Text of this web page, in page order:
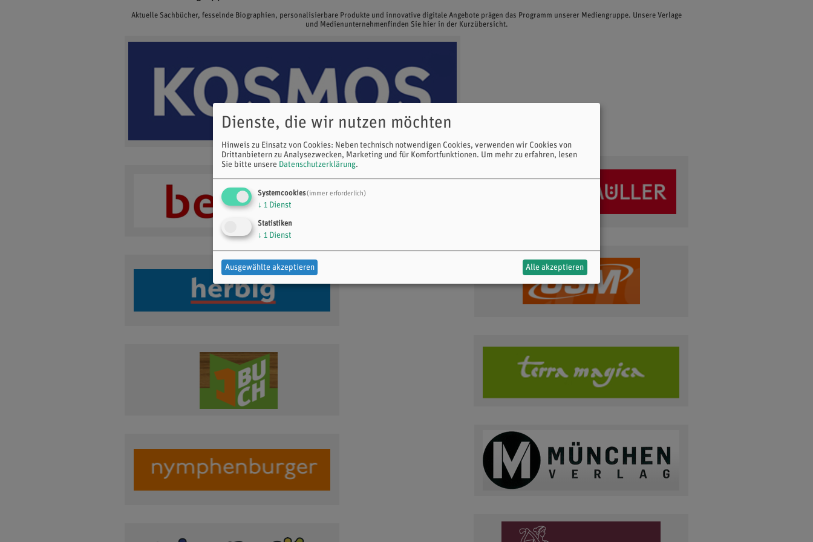
Aktuelle Sachbücher, fesselnde Biographien, personalisierbare Produkte und innovative digitale Angebote prägen das Programm unserer Mediengruppe. Unsere Verlage
und Medienunternehmenfinden Sie hier in der Kurzübersicht.
Dienste, die wir nutzen möchten
Hinweis zu Einsatz von Cookies: Neben technisch notwendigen Cookies, verwenden wir Cookies von
Drittanbietern zu Analysezwecken, Marketing und für Komfortfunktionen. Um mehr zu erfahren, lesen
Sie bitte unsere Datenschutzerklärung.
Systemcookies(immer erforderlich)
↓ 1 Dienst
Statistiken
↓ 1 Dienst
Ausgewählte akzeptieren Alle akzeptieren